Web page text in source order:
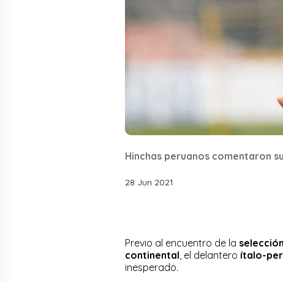
Hinchas peruanos comentaron
28 Jun 2021
Previo al encuentro de la
continental , el delantero ítalo-
inesperado.